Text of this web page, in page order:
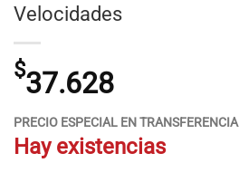
Velocidades
$37.628
PRECIO ESPECIAL EN TRANSFERENCIA
Hay existencias